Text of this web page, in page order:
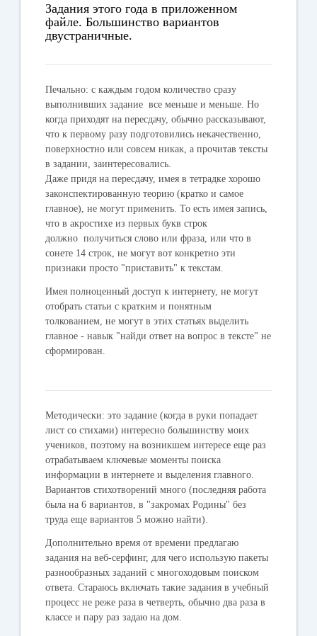
Задания этого года в приложенном
файле. Большинство вариантов
двустраничные.
Печально: с каждым годом количество сразу
выполнивших задание все меньше и меньше. Но
когда приходят на пересдачу, обычно рассказывают,
что к первому разу подготовились некачественно,
поверхностно или совсем никак, а прочитав тексты
в задании, заинтересовались.
Даже придя на пересдачу, имея в тетрадке хорошо
законспектированную теорию (кратко и самое
главное), не могут применить. То есть имея запись,
что в акростихе из первых букв строк
должно получиться слово или фраза, или что в
сонете 14 строк, не могут вот конкретно эти
признаки просто "приставить" к текстам.
Имея полноценный доступ к интернету, не могут
отобрать статьи с кратким и понятным
толкованием, не могут в этих статьях выделить
главное - навык "найди ответ на вопрос в тексте" не
сформирован.
Методически: это задание (когда в руки попадает
лист со стихами) интересно большинству моих
учеников, поэтому на возникшем интересе еще раз
отрабатываем ключевые моменты поиска
информации в интернете и выделения главного.
Вариантов стихотворений много (последняя работа
была на 6 вариантов, в "закромах Родины" без
труда еще вариантов 5 можно найти).
Дополнительно время от времени предлагаю
задания на веб-серфинг, для чего использую пакеты
разнообразных заданий с многоходовым поиском
ответа. Стараюсь включать такие задания в учебный
процесс не реже раза в четверть, обычно два раза в
классе и пару раз задаю на дом.